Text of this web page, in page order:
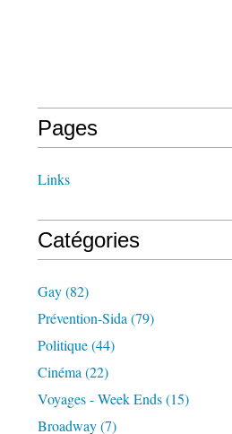
Pages
Links
Catégories
Gay(82)
Prévention-Sida (79)
Politique(44)
Cinéma (22)
Voyages - Week Ends(15)
Broadway(7)